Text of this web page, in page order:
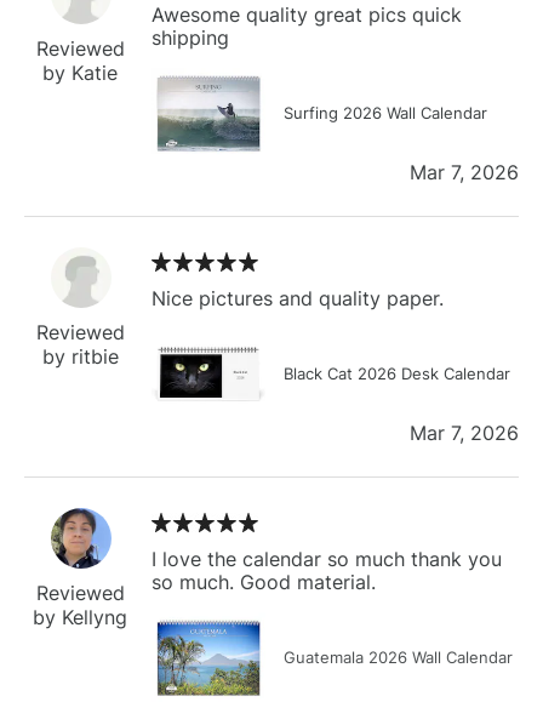
Reviewed
by Katie
Awesome quality great pics quick
shipping
Surfing 2026 Wall Calendar
Mar 7, 2026
Reviewed
by ritbie
Nice pictures and quality paper.
Black Cat 2026 Desk Calendar
Mar 7, 2026
Reviewed
by Kellyng
I love the calendar so much thank you
so much. Good material.
Guatemala 2026 Wall Calendar